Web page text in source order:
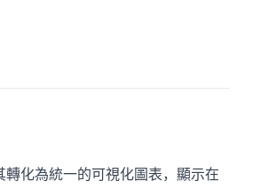
化為統一的可視化圖表，顯示在